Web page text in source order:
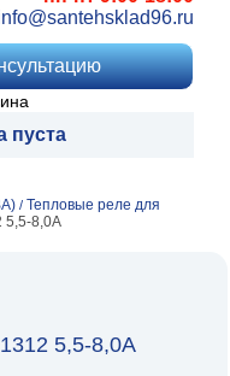
пуста
/ Тепловые реле для
5,5-8,0A
5,5-8,0A